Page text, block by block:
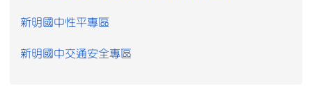
新明國中性平專區
新明國中交通安全專區